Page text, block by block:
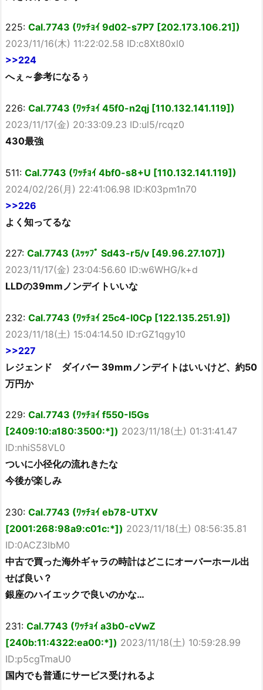
225: Cal.7743 (ﾜｯﾁｮｲ 9d02-s7P7 [202.173.106.21])
2023/11/16(木) 11:22:02.58 ID:c8Xt80xl0
>>224
へぇ～参考になるぅ
226: Cal.7743 (ﾜｯﾁｮｲ 45f0-n2qj [110.132.141.119])
2023/11/17(金) 20:33:09.23 ID:ul5/rcqz0
430最強
511: Cal.7743 (ﾜｯﾁｮｲ 4bf0-s8+U [110.132.141.119])
2024/02/26(月) 22:41:06.98 ID:K03pm1n70
>>226
よく知ってるな
227: Cal.7743 (ｽｯｯﾌﾟ Sd43-r5/v [49.96.27.107])
2023/11/17(金) 23:04:56.60 ID:w6WHG/k+d
LLDの39mmノンデイトいいな
232: Cal.7743 (ﾜｯﾁｮｲ 25c4-l0Cp [122.135.251.9])
2023/11/18(土) 15:04:14.50 ID:rGZ1qgy10
>>227
レジェンド ダイバー 39mmノンデイトはいいけど、約50
万円か
229: Cal.7743 (ﾜｯﾁｮｲ f550-I5Gs
[2409:10:a180:3500:*]) 2023/11/18(土) 01:31:41.47
ID:nhiS58VL0
ついに小径化の流れきたな
今後が楽しみ
230: Cal.7743 (ﾜｯﾁｮｲ eb78-UTXV
[2001:268:98a9:c01c:*]) 2023/11/18(土) 08:56:35.81
ID:0ACZ3IbM0
中古で買った海外ギャラの時計はどこにオーバーホール出
せば良い？
銀座のハイエックで良いのかな…
231: Cal.7743 (ﾜｯﾁｮｲ a3b0-cVwZ
[240b:11:4322:ea00:*]) 2023/11/18(土) 10:59:28.99
ID:p5cgTmaU0
国内でも普通にサービス受けれるよ